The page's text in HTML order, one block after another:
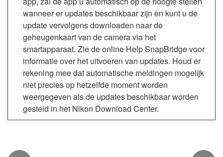
wanneer er updates beschikbaar zijn en kunt u de
update vervolgens downloaden naar de
geheugenkaart van de camera via het
smartapparaat. Zie de online Help SnapBridge voor
informatie over het uitvoeren van updates. Houd er
rekening mee dat automatische meldingen mogelijk
niet precies op hetzelfde moment worden
weergegeven als de updates beschikbaar worden
gesteld in het Nikon Download Center.